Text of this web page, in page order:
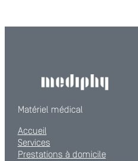
Matériel médical
Accueil
Services
Prestations à domicile